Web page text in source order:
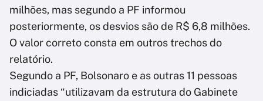
milhões, mas segundo a PF informou
posteriormente, os desvios são de R$ 6,8 milhões.
O valor correto consta em outros trechos do
relatório.
Segundo a PF, Bolsonaro e as outras 11 pessoas
indiciadas “utilizavam da estrutura do Gabinete